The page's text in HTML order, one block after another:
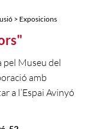
> Exposicions
pel Museu del
amb
a l’Espai Avinyó